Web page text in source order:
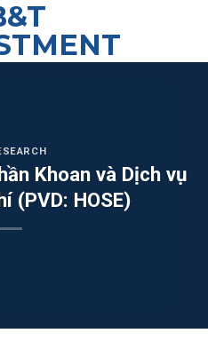
Khoan và Dịch vụ
(PVD: HOSE)